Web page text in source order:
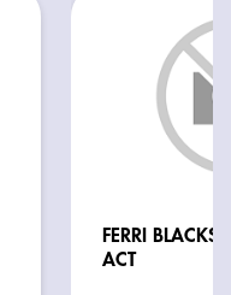
FERRI
ACT